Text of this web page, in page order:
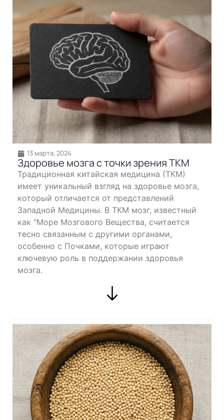
13 марта, 2024
Здоровье мозга с точки зрения ТКМ
Традиционная китайская медицина (ТКМ)
имеет уникальный взгляд на здоровье мозга,
который отличается от представлений
Западной Медицины. В ТКМ мозг, известный
как "Море Мозгового Вещества, считается
тесно связанным с другими органами,
особенно с Почками, которые играют
ключевую роль в поддержании здоровья
мозга.